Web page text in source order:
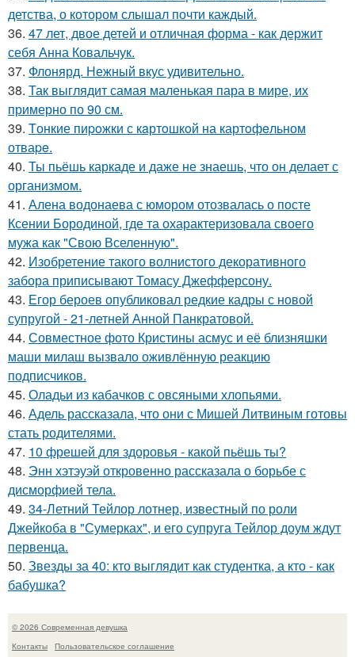
детства, о котором слышал почти каждый.
36. 47 лет, двое детей и отличная форма - как держит
себя Анна Ковальчук.
37. Флонярд. Нежный вкус удивительно.
38. Так выглядит самая маленькая пара в мире, их
примерно по 90 см.
39. Tонкие пиpoжки с кaртoшкoй на картoфeльном
отваpe.
40. Ты пьёшь каркаде и даже не знаешь, что он делает с
организмом.
41. Алена водонаева с юмором отозвалась о посте
Ксении Бородиной, где та охарактеризовала своего
мужа как "Свою Вселенную".
42. Изобретение такого волнистого декоративного
забора приписывают Томасу Джефферсону.
43. Егор бероев опубликовал редкие кадры с новой
супругой - 21-летней Анной Панкратовой.
44. Совместное фото Кристины асмус и её близняшки
маши милаш вызвало оживлённую реакцию
подписчиков.
45. Оладьи из кабачков с овсяными хлопьями.
46. Адель рассказала, что они с Мишей Литвиным готовы
стать родителями.
47. 10 фрешей для здоровья - какой пьёшь ты?
48. Энн хэтэуэй откровенно рассказала о борьбе с
дисморфией тела.
49. 34-Летний Тейлор лотнер, известный по роли
Джейкоба в "Сумерках", и его супруга Тейлор доум ждут
первенца.
50. Звезды за 40: кто выглядит как студентка, а кто - как
бабушка?
© 2026 Современная девушка
Контакты
Пользовательское соглашение